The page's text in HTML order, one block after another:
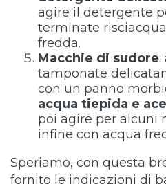
agire il detergente
terminate
fredda.
Macchie di sudore
tamponate
con un panno
acqua tiepida e
poi agire per alcuni
infine con acqua
Speriamo, con questa
fornito le indicazioni di